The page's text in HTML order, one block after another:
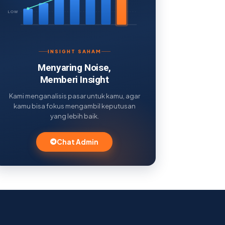
LOW
INSIGHT SAHAM
Menyaring Noise,
Memberi Insight
Kami menganalisis pasar untuk kamu, agar
kamu bisa fokus mengambil keputusan
yang lebih baik.
Chat Admin